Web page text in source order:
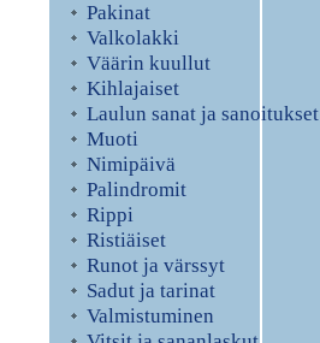
Pakinat
Valkolakki
Väärin kuullut
Kihlajaiset
Laulun sanat ja sanoitukset
Muoti
Nimipäivä
Palindromit
Rippi
Ristiäiset
Runot ja värssyt
Sadut ja tarinat
Valmistuminen